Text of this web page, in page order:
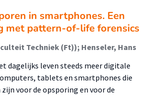
in smartphones. Een
met pattern-of-life forensics
Techniek (Ft)); Henseler, Hans
dagelijks leven steeds meer digitale
tablets en smartphones die
voor de opsporing en voor de